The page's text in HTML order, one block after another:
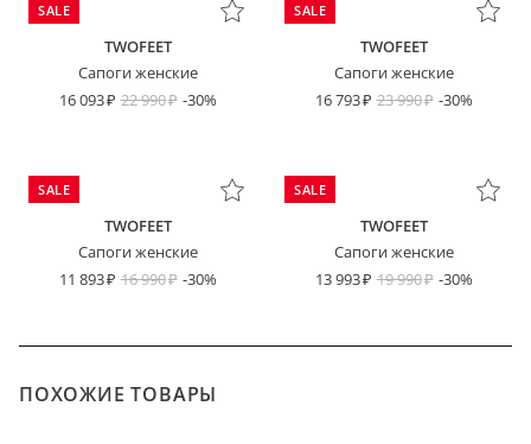
SALE
TWOFEET
Сапоги женские
16 093
22 990 -30%
SALE
TWOFEET
Сапоги женские
16 793
23 990 -30%
SALE
TWOFEET
Сапоги женские
11 893
16 990 -30%
SALE
TWOFEET
Сапоги женские
13 993
19 990 -30%
ПОХОЖИЕ ТОВАРЫ